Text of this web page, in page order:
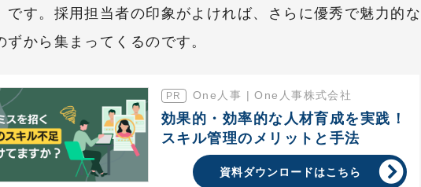
です。採用担当者の印象がよければ、さらに優秀で魅力的な
ずから集まってくるのです。
One人事 | One人事株式会社
効果的・効率的な人材育成を実践！
スキル管理のメリットと手法
資料ダウンロードはこちら